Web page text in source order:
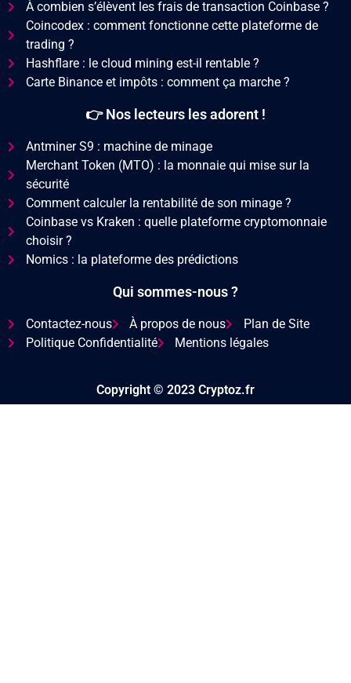
À combien s’élèvent les frais de transaction Coinbase ?
Coincodex : comment fonctionne cette plateforme de
trading ?
Hashflare : le cloud mining est-il rentable ?
Carte Binance et impôts : comment ça marche ?
👉 Nos lecteurs les adorent !
Antminer S9 : machine de minage
Merchant Token (MTO) : la monnaie qui mise sur la
sécurité
Comment calculer la rentabilité de son minage ?
Coinbase vs Kraken : quelle plateforme cryptomonnaie
choisir ?
Nomics : la plateforme des prédictions
Qui sommes-nous ?
Contactez-nous À propos de nous
Plan de Site
Politique Confidentialité
Mentions légales
Copyright © 2023 Cryptoz.fr